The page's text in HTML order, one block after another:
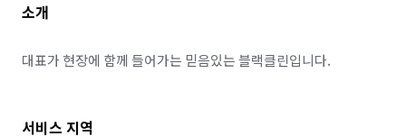
소개
대표가 현장에 함께 들어가는 믿음있는 블랙클린입니다.
서비스 지역